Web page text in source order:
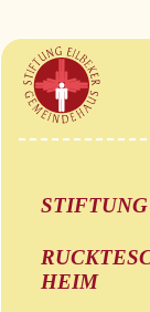
STIFTUNG
HEIM